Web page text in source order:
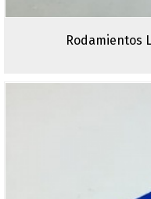
Rodamientos